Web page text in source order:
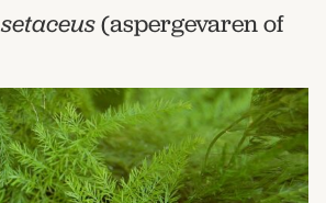
(aspergevaren of